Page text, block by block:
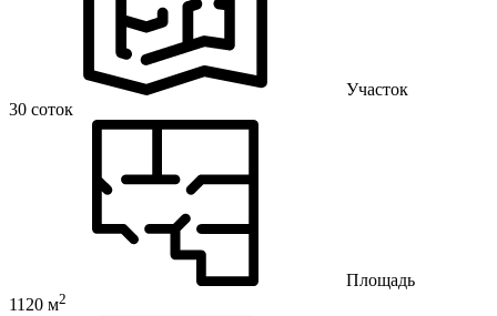
Участок
30 соток
Площадь
1120 м2